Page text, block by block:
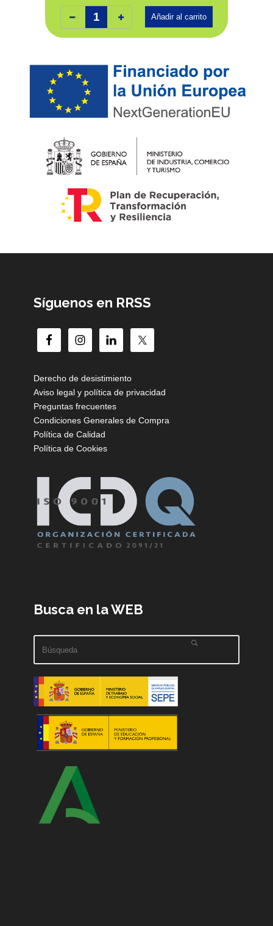
Inserción laboral, sensibilización medioambiental y en la igualdad de género. FCOO03 cantidad
Añadir al carrito
Síguenos en RRSS
Derecho de desistimiento
Aviso legal y política de privacidad
Preguntas frecuentes
Condiciones Generales de Compra
Política de Calidad
Política de Cookies
Busca en la WEB